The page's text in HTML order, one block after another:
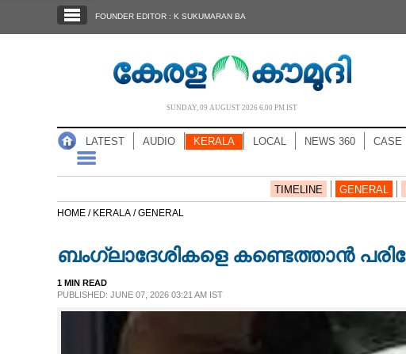
NOTIFIED NEWS
FOUNDER EDITOR : K SUKUMARAN BA
SUNDAY, 09 AUGUST 2026 6.00 PM IST
LATEST AUDIO KERALA LOCAL NEWS 360 CASE
TIMELINE GENERAL
HOME / KERALA /GENERAL
ബംഗ്ലാദേശികളെ കണ്ടെത്താൻ
1 MIN READ
PUBLISHED: JUNE 07, 2026 03:21 AM IST